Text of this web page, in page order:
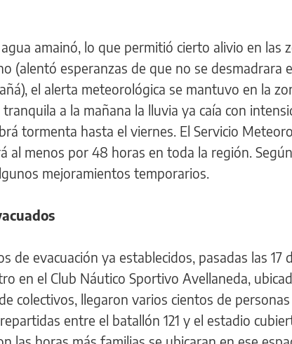
amainó, lo que permitió cierto alivio en las
(alentó esperanzas de que no se desmadrara
el alerta meteorológica se mantuvo en la
a la mañana la lluvia ya caía con
tormenta hasta el viernes. El Servicio
al menos por 48 horas en toda la región.
mejoramientos temporarios.
de evacuación ya establecidos, pasadas las 17
en el Club Náutico Sportivo Avellaneda,
colectivos, llegaron varios cientos de personas
entre el batallón 121 y el estadio